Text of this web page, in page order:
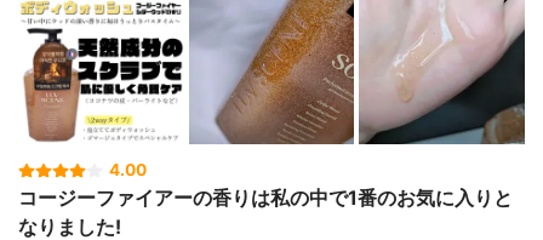
4.00
コージーファイアーの香りは私の中で1番のお気に入りと
なりました!